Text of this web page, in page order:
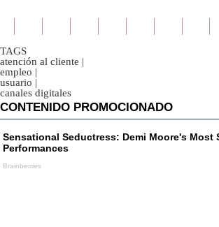
TAGS
atención al cliente |
empleo |
usuario |
canales digitales